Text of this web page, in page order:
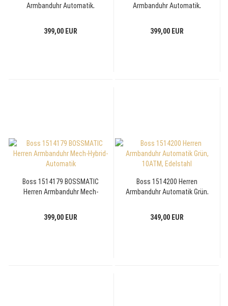
Armbanduhr Automatik,
399,00 EUR
Armbanduhr Automatik,
399,00 EUR
Boss 1514179 BOSSMATIC
Herren Armbanduhr Mech-
399,00 EUR
Boss 1514200 Herren
Armbanduhr Automatik Grün,
349,00 EUR